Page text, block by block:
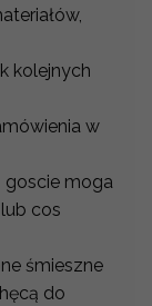
kolejnych
w
goscie moga
cos
śmieszne
do